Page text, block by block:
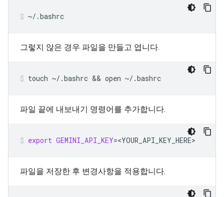
~/.bashrc
그렇지 않은 경우 파일을 만들고 엽니다.
touch ~/.bashrc && open ~/.bashrc
파일 끝에 내보내기 명령어를 추가합니다.
export GEMINI_API_KEY=<YOUR_API_KEY_HERE>
파일을 저장한 후 변경사항을 적용합니다.